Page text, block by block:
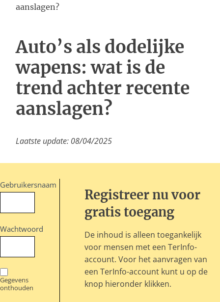
Inloggen
aanslagen?
Auto’s als dodelijke
wapens: wat is de
trend achter recente
aanslagen?
Laatste update: 08/04/2025
Gebruikersnaam
Wachtwoord
Gegevens
onthouden
Registreer nu voor
gratis toegang
De inhoud is alleen toegankelijk
voor mensen met een TerInfo-
account. Voor het aanvragen van
een TerInfo-account kunt u op de
knop hieronder klikken.